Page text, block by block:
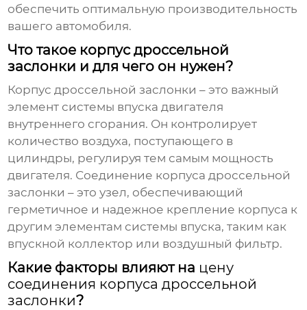
обеспечить оптимальную производительность
вашего автомобиля.
Что такое корпус дроссельной
заслонки и для чего он нужен?
Корпус дроссельной заслонки – это важный
элемент системы впуска двигателя
внутреннего сгорания. Он контролирует
количество воздуха, поступающего в
цилиндры, регулируя тем самым мощность
двигателя. Соединение корпуса дроссельной
заслонки – это узел, обеспечивающий
герметичное и надежное крепление корпуса к
другим элементам системы впуска, таким как
впускной коллектор или воздушный фильтр.
Какие факторы влияют на цену
соединения корпуса дроссельной
заслонки?